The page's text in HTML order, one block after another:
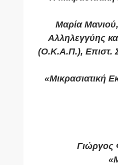
Μαρία
Αλληλεγγύης
(Ο.Κ.Α.Π.), Επιστ.
«Μικρασιατική
Γιώργος